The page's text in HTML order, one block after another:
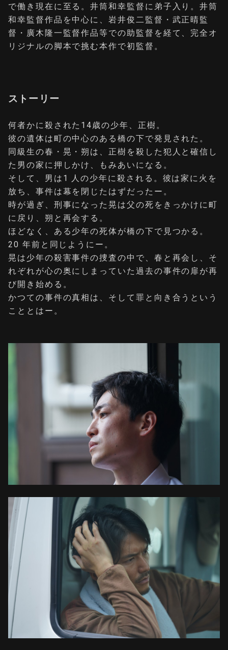
で働き現在に至る。井筒和幸監督に弟子入り。井筒
和幸監督作品を中心に、岩井俊二監督・武正晴監
督・廣木隆一監督作品等での助監督を経て、完全オ
リジナルの脚本で挑む本作で初監督。
ストーリー
何者かに殺された14歳の少年、正樹。
彼の遺体は町の中心のある橋の下で発見された。
同級生の春・晃・朔は、正樹を殺した犯人と確信し
た男の家に押しかけ、もみあいになる。
そして、男は1 人の少年に殺される。彼は家に火を
放ち、事件は幕を閉じたはずだったー。
時が過ぎ、刑事になった晃は父の死をきっかけに町
に戻り、朔と再会する。
ほどなく、ある少年の死体が橋の下で見つかる。
20 年前と同じようにー。
晃は少年の殺害事件の捜査の中で、春と再会し、そ
れぞれが心の奥にしまっていた過去の事件の扉が再
び開き始める。
かつての事件の真相は、そして罪と向き合うという
こととはー。